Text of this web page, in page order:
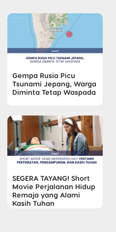
Gempa Rusia Picu
Tsunami Jepang, Warga
Diminta Tetap Waspada
SEGERA TAYANG! Short
Movie Perjalanan Hidup
Remaja yang Alami
Kasih Tuhan